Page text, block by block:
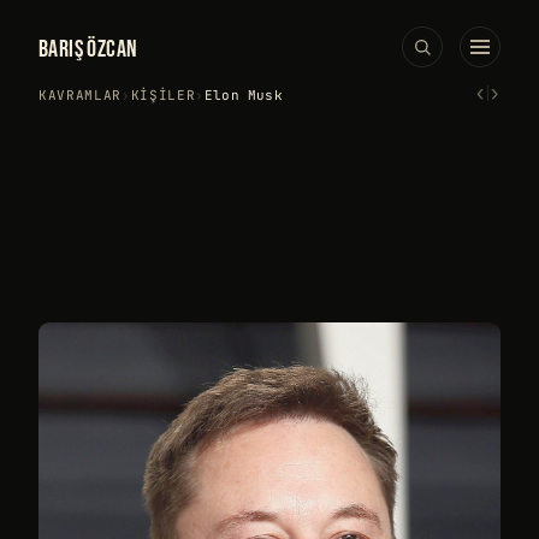
BARIŞ ÖZCAN
KAVRAMLAR › KIŞILER › Elon Musk ‹›